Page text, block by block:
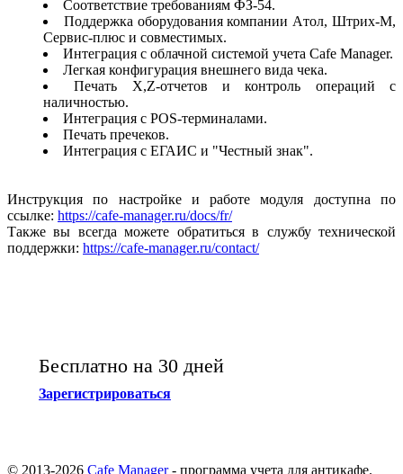
Соответствие требованиям ФЗ-54.
Поддержка оборудования компании Aтол, Штрих-М,
Сервис-плюс и совместимых.
Интеграция с облачной системой учета Cafe Manager.
Легкая конфигурация внешнего вида чека.
Печать X,Z-отчетов и контроль операций с
наличностью.
Интеграция с POS-терминалами.
Печать пречеков.
Интеграция с ЕГАИС и "Честный знак".
Инструкция по настройке и работе модуля доступна по
ссылке: https://cafe-manager.ru/docs/fr/
Также вы всегда можете обратиться в службу технической
поддержки: https://cafe-manager.ru/сontact/
Бесплатно на 30 дней
Зарегистрироваться
© 2013-2026 Cafe Manager- программа учета для антикафе.